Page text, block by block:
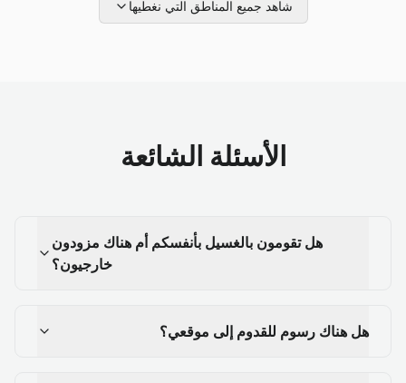
شاهد جميع المناطق التي نغطيها
الأسئلة الشائعة
هل تقومون بالغسيل بأنفسكم أم هناك مزودون
خارجيون؟
هل هناك رسوم للقدوم إلى موقعي؟